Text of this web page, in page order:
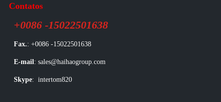
Contatos
+0086 -15022501638
Fax.: +0086 -15022501638
E-mail: sales@haihaogroup.com
Skype: intertom820